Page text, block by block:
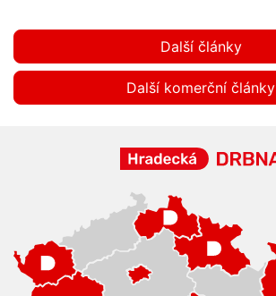
Další články
Další komerční články